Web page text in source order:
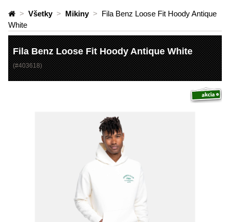
> Všetky > Mikiny > Fila Benz Loose Fit Hoody Antique
White
Fila Benz Loose Fit Hoody Antique White
(#403618)